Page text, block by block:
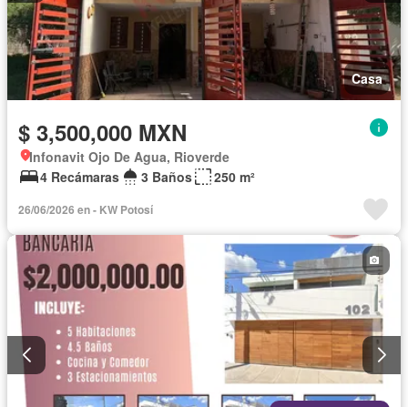
Casa
$ 3,500,000 MXN
Infonavit Ojo De Agua, Rioverde
4 Recámaras
3 Baños 250 m²
26/06/2026 en - KW Potosí